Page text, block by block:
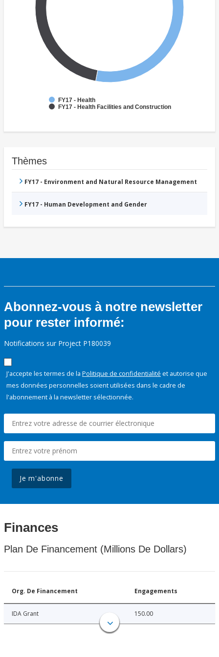
FY17 - Health
FY17 - Health Facilities and Construction
Thèmes
FY17 - Environment and Natural Resource Management
FY17 - Human Development and Gender
Abonnez-vous à notre newsletter
pour rester informé:
Notifications sur Project P180039
J'accepte les termes de la Politique de confidentialité et autorise que
mes données personnelles soient utilisées dans le cadre de
l'abonnement à la newsletter sélectionnée.
Je m'abonne
Finances
Plan De Financement (Millions De Dollars)
Org. De Financement Engagements
IDA Grant 150.00